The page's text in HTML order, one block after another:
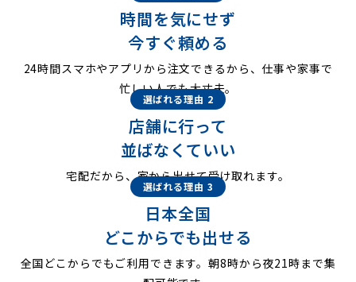
時間を気にせず
今すぐ頼める
24時間スマホやアプリから注文できるから、仕事や家事で
忙しい人でも大丈夫。
選ばれる理由 2
店舗に行って
並ばなくていい
宅配だから、家から出せて受け取れます。
選ばれる理由 3
日本全国
どこからでも出せる
全国どこからでもご利用できます。朝8時から夜21時まで集